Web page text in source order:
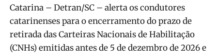
Catarina – Detran/SC – alerta os condutores
catarinenses para o encerramento do prazo de
retirada das Carteiras Nacionais de Habilitação
(CNHs) emitidas antes de 5 de dezembro de 2026 e